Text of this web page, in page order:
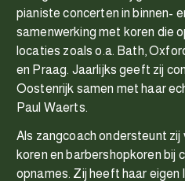
pianiste concerten in binnen-
samenwerking met koren die
locaties zoals o.a. Bath,
en Praag. Jaarlijks geeft zij
Oostenrijk samen met haar
Paul Waerts.
Als zangcoach ondersteunt
koren en barbershopkoren bij
opnames. Zij heeft haar eigen